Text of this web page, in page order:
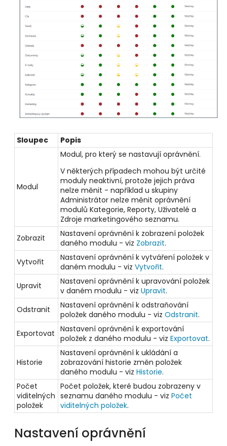
Sloupec Popis
Modul
Modul, pro který se nastavují oprávnění.
V některých případech mohou být určité
moduly neaktivní, protože jejich práva
nelze měnit - například u skupiny
Administrátor nelze měnit oprávnění
modulů Kategorie, Reporty, Uživatelé a
Zdroje marketingového seznamu.
Zobrazit
Nastavení oprávnění k zobrazení položek
daného modulu - viz Zobrazit.
Vytvořit
Nastavení oprávnění k vytváření položek v
daném modulu - vizVytvořit.
Upravit
Nastavení oprávnění k upravování položek
v daném modulu - vizUpravit.
Odstranit
Nastavení oprávnění k odstraňování
položek daného modulu - vizOdstranit.
Exportovat
Nastavení oprávnění k exportování
položek z daného modulu - vizExportovat.
Historie
Nastavení oprávnění k ukládání a
zobrazování historie změn položek
daného modulu - vizHistorie.
Počet
viditelných
položek
Počet položek, které budou zobrazeny v
seznamu daného modulu - vizPočet
viditelných položek.
Nastavení oprávnění